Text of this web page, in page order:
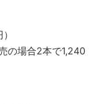
の場合2本で1,240